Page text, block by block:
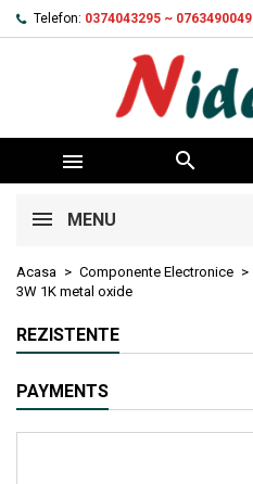
Telefon: 0374043295 ~ 0763490049
 
MENU
Acasa Componente Electronice
3W 1K metal oxide
REZISTENTE
PAYMENTS